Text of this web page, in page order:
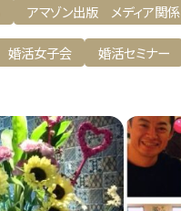
アマゾン出版 メディア関係
婚活女子会 婚活セミナー